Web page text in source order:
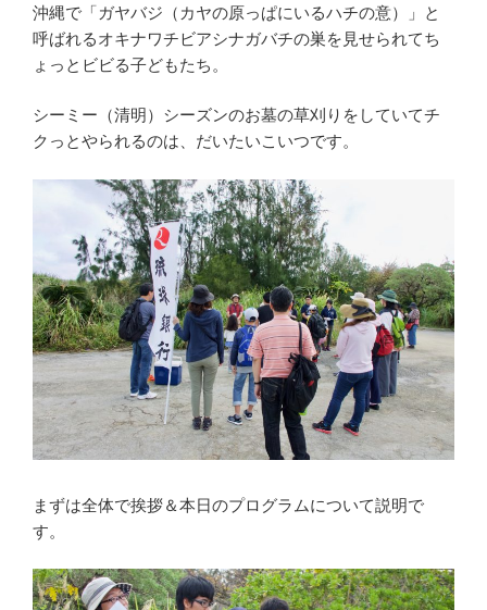
沖縄で「ガヤバジ（カヤの原っぱにいるハチの意）」と
呼ばれるオキナワチビアシナガバチの巣を見せられてち
ょっとビビる子どもたち。
シーミー（清明）シーズンのお墓の草刈りをしていてチ
クっとやられるのは、だいたいこいつです。
まずは全体で挨拶＆本日のプログラムについて説明で
す。